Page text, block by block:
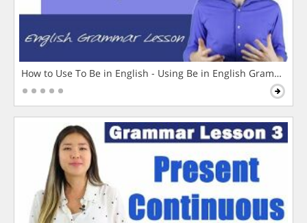
How to Use To Be in English - Using Be in English Grammar